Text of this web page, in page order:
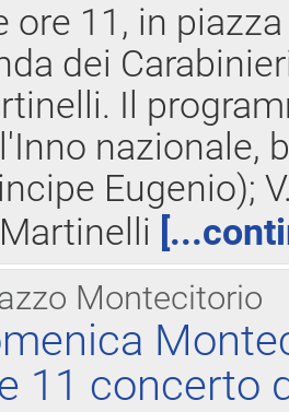
ore 11, in
dei
Il
nazionale,
Eugenio);
Montecitorio
11 concerto